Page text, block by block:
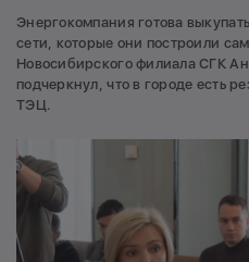
Энергокомпания готова
сети, которые они построили
Новосибирского филиала СГК
подчеркнул, что в городе есть
ТЭЦ.